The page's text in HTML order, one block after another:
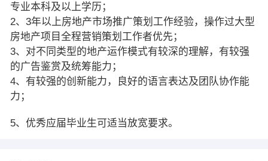
专业本科及以上学历；
2、3年以上房地产市场推广策划工作经验，操作过大型
房地产项目全程营销策划工作者优先；
3、对不同类型的地产运作模式有较深的理解，有较强
的广告鉴赏及统筹能力；
4、有较强的创新能力，良好的语言表达及团队协作能
力；
5、优秀应届毕业生可适当放宽要求。